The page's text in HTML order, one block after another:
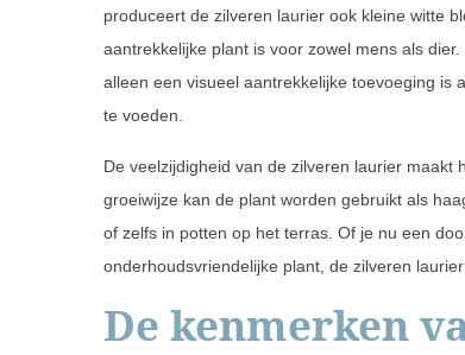
produceert de zilveren laurier ook kleine witte
aantrekkelijke plant is voor zowel mens als
alleen een visueel aantrekkelijke toevoeging is
te voeden.
De veelzijdigheid van de zilveren laurier maakt
groeiwijze kan de plant worden gebruikt als
of zelfs in potten op het terras. Of je nu een
onderhoudsvriendelijke plant, de zilveren
De kenmerken